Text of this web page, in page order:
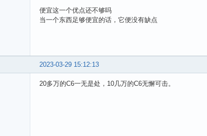
便宜这一个优点还不够吗
当一个东西足够便宜的话，它便没有缺点
2023-03-29 15:12:13
20多万的C6一无是处，10几万的C6无懈可击。